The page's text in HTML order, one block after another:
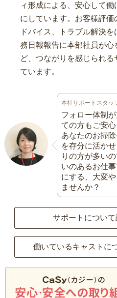
ィ形成による、安心して
にしています。お客様評
ドバイス、トラブル解決
務日報報告に本部社員が心
ど、つながりを感じられ
ています。
本社サポートスタッ
フォロー体制
ての方もご安心
あなたのお掃
を存分に活か
りの方が多い
いのあるお仕
にする、大変
ませんか？
サポートについ
働いているキャストに